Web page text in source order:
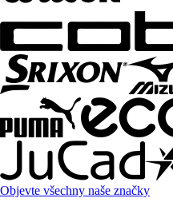
Objevte všechny naše značky